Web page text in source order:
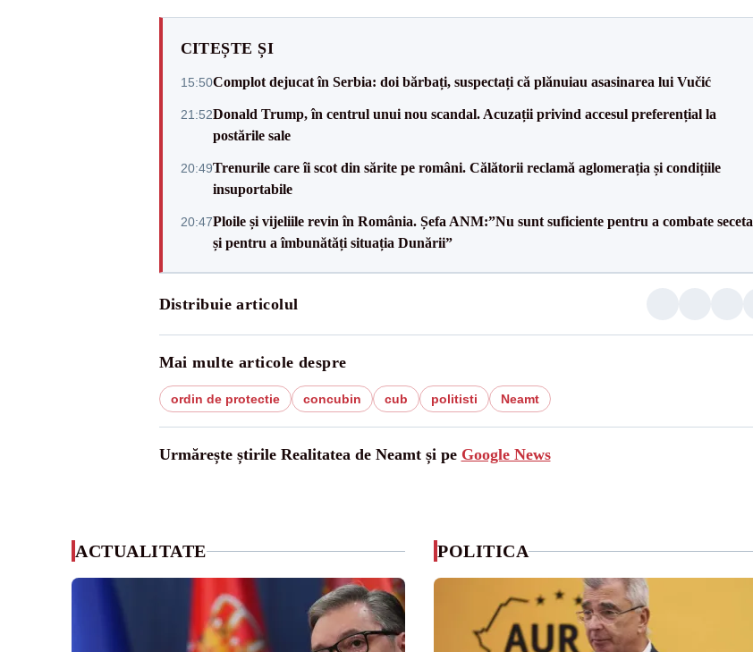
CITEȘTE ȘI
15:50Complot dejucat în Serbia: doi bărbați, suspectați că plănuiau asasinarea lui Vučić
21:52Donald Trump, în centrul unui nou scandal. Acuzații privind accesul preferențial la
postările sale
20:49Trenurile care îi scot din sărite pe români. Călătorii reclamă aglomerația și condițiile
insuportabile
20:47Ploile și vijeliile revin în România. Șefa ANM:”Nu sunt suficiente pentru a combate seceta
și pentru a îmbunătăți situația Dunării”
Distribuie articolul
Mai multe articole despre
ordin de protectie concubin cub politisti Neamt
Urmărește știrile Realitatea de Neamt și pe Google News
ACTUALITATE POLITICA